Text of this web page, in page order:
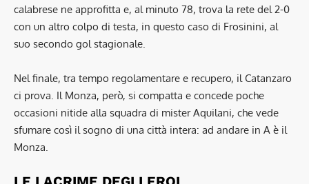
calabrese ne approfitta e, al minuto 78, trova la rete del 2-0
con un altro colpo di testa, in questo caso di Frosinini, al
suo secondo gol stagionale.
Nel finale, tra tempo regolamentare e recupero, il Catanzaro
ci prova. Il Monza, però, si compatta e concede poche
occasioni nitide alla squadra di mister Aquilani, che vede
sfumare così il sogno di una città intera: ad andare in A è il
Monza.